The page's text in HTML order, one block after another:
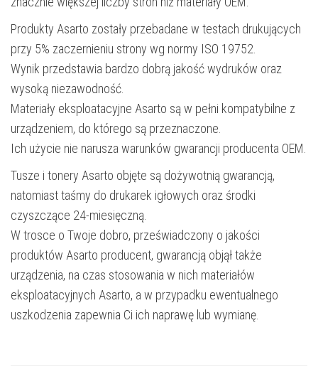
Produkty Asarto zostały przebadane w testach drukujących
przy 5% zaczernieniu strony wg normy ISO 19752.
Wynik przedstawia bardzo dobrą jakość wydruków oraz
wysoką niezawodność.
Materiały eksploatacyjne Asarto są w pełni kompatybilne z
urządzeniem, do którego są przeznaczone.
Ich użycie nie narusza warunków gwarancji producenta OEM.
Tusze i tonery Asarto objęte są dożywotnią gwarancją,
natomiast taśmy do drukarek igłowych oraz środki
czyszczące 24-miesięczną.
W trosce o Twoje dobro, przeświadczony o jakości
produktów Asarto producent, gwarancją objął także
urządzenia, na czas stosowania w nich materiałów
eksploatacyjnych Asarto, a w przypadku ewentualnego
uszkodzenia zapewnia Ci ich naprawę lub wymianę.